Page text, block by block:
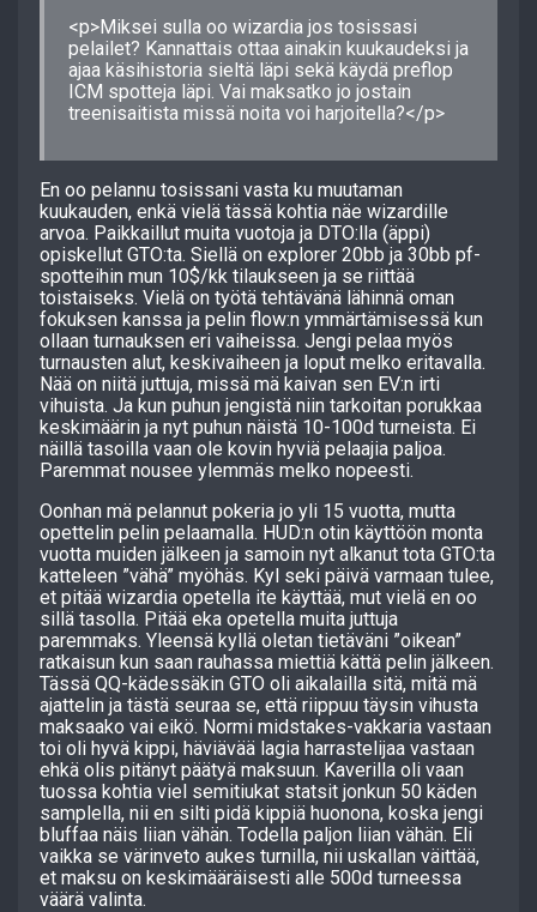
<p>Miksei sulla oo wizardia jos tosissasi
pelailet? Kannattais ottaa ainakin kuukaudeksi ja
ajaa käsihistoria sieltä läpi sekä käydä preflop
ICM spotteja läpi. Vai maksatko jo jostain
treenisaitista missä noita voi harjoitella?</p>
En oo pelannu tosissani vasta ku muutaman
kuukauden, enkä vielä tässä kohtia näe wizardille
arvoa. Paikkaillut muita vuotoja ja DTO:lla (äppi)
opiskellut GTO:ta. Siellä on explorer 20bb ja 30bb pf-
spotteihin mun 10$/kk tilaukseen ja se riittää
toistaiseks. Vielä on työtä tehtävänä lähinnä oman
fokuksen kanssa ja pelin flow:n ymmärtämisessä kun
ollaan turnauksen eri vaiheissa. Jengi pelaa myös
turnausten alut, keskivaiheen ja loput melko eritavalla.
Nää on niitä juttuja, missä mä kaivan sen EV:n irti
vihuista. Ja kun puhun jengistä niin tarkoitan porukkaa
keskimäärin ja nyt puhun näistä 10-100d turneista. Ei
näillä tasoilla vaan ole kovin hyviä pelaajia paljoa.
Paremmat nousee ylemmäs melko nopeesti.
Oonhan mä pelannut pokeria jo yli 15 vuotta, mutta
opettelin pelin pelaamalla. HUD:n otin käyttöön monta
vuotta muiden jälkeen ja samoin nyt alkanut tota GTO:ta
katteleen ”vähä” myöhäs. Kyl seki päivä varmaan tulee,
et pitää wizardia opetella ite käyttää, mut vielä en oo
sillä tasolla. Pitää eka opetella muita juttuja
paremmaks. Yleensä kyllä oletan tietäväni ”oikean”
ratkaisun kun saan rauhassa miettiä kättä pelin jälkeen.
Tässä QQ-kädessäkin GTO oli aikalailla sitä, mitä mä
ajattelin ja tästä seuraa se, että riippuu täysin vihusta
maksaako vai eikö. Normi midstakes-vakkaria vastaan
toi oli hyvä kippi, häviävää lagia harrastelijaa vastaan
ehkä olis pitänyt päätyä maksuun. Kaverilla oli vaan
tuossa kohtia viel semitiukat statsit jonkun 50 käden
samplella, nii en silti pidä kippiä huonona, koska jengi
bluffaa näis liian vähän. Todella paljon liian vähän. Eli
vaikka se värinveto aukes turnilla, nii uskallan väittää,
et maksu on keskimääräisesti alle 500d turneessa
väärä valinta.